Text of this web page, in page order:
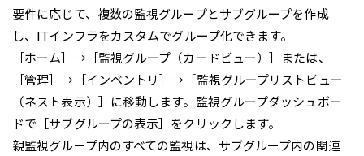
要件に応じて、複数の監視グループとサブグループを作成
し、ITインフラをカスタムでグループ化できます。
［ホーム］→［監視グループ（カードビュー）］または、
［管理］→［インベントリ］→［監視グループリストビュー
（ネスト表示）］に移動します。監視グループダッシュボー
ドで［サブグループの表示］をクリックします。
親監視グループ内のすべての監視は、サブグループ内の関連